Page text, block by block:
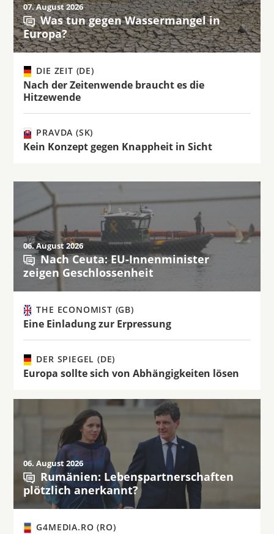
07. August 2026
Was tun gegen Wassermangel in
Europa?
DIE ZEIT (DE)
Nach der Zeitenwende braucht es die
Hitzewende
PRAVDA (SK)
Kein Konzept gegen Knappheit in Sicht
06. August 2026
Nach Ceuta: EU-Innenminister
zeigen Geschlossenheit
THE ECONOMIST (GB)
Eine Einladung zur Erpressung
DER SPIEGEL (DE)
Europa sollte sich von Abhängigkeiten lösen
06. August 2026
Rumänien: Lebenspartnerschaften
plötzlich anerkannt?
G4MEDIA.RO (RO)